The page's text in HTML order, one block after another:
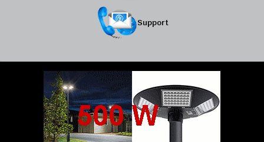
Support